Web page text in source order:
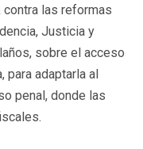
contra las reformas
Justicia y
sobre el acceso
para adaptarla al
penal, donde las